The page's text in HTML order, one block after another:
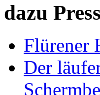
dazu
Flürener
Der